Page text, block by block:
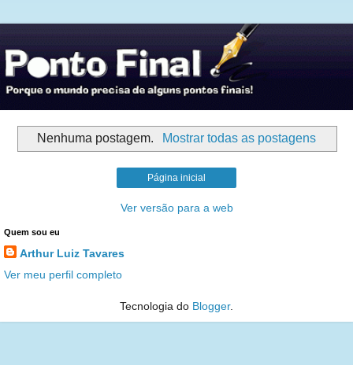
Nenhuma postagem. Mostrar todas as postagens
Página inicial
Ver versão para a web
Quem sou eu
Arthur Luiz Tavares
Ver meu perfil completo
Tecnologia do Blogger.